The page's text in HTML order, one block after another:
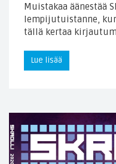
Muistakaa äänestää
lempijutuistanne,
tällä kertaa
Lue lisää